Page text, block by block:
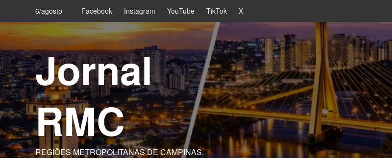
content
6/agosto Facebook Instagram YouTube TikTok X
Jornal
RMC
REGIÕES METROPOLITANAS DE CAMPINAS,